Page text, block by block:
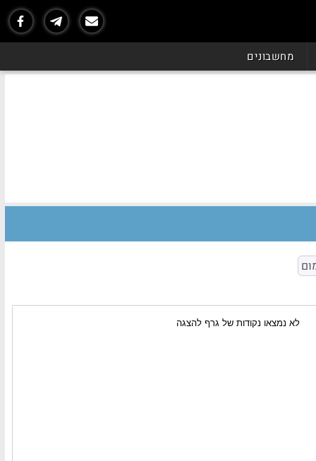
מחשבונים